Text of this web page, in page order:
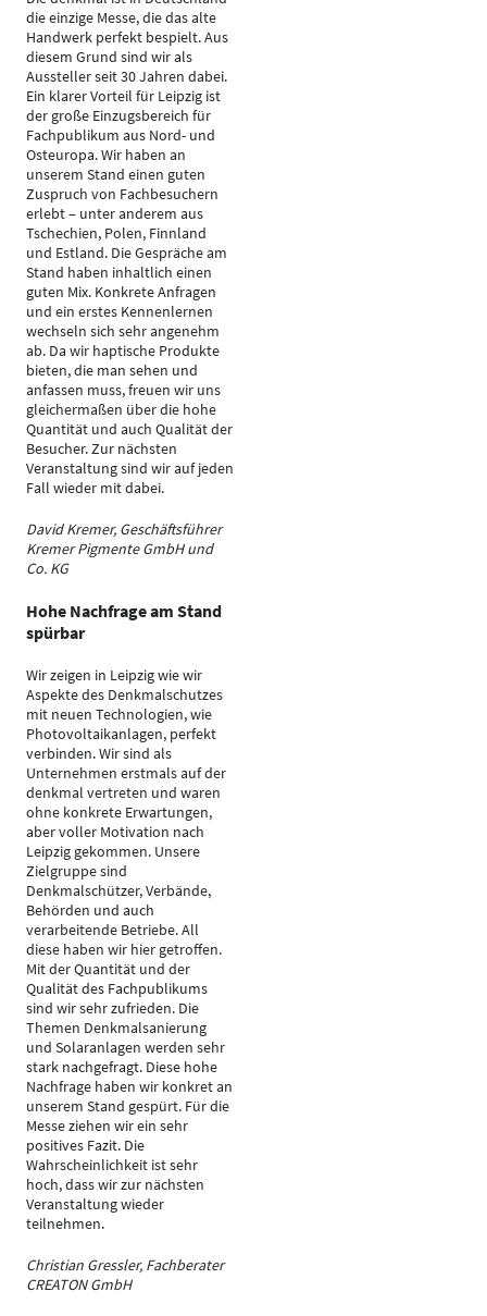
die einzige Messe, die das alte
Handwerk perfekt bespielt. Aus
diesem Grund sind wir als
Aussteller seit 30 Jahren dabei.
Ein klarer Vorteil für Leipzig ist
der große Einzugsbereich für
Fachpublikum aus Nord- und
Osteuropa. Wir haben an
unserem Stand einen guten
Zuspruch von Fachbesuchern
erlebt – unter anderem aus
Tschechien, Polen, Finnland
und Estland. Die Gespräche am
Stand haben inhaltlich einen
guten Mix. Konkrete Anfragen
und ein erstes Kennenlernen
wechseln sich sehr angenehm
ab. Da wir haptische Produkte
bieten, die man sehen und
anfassen muss, freuen wir uns
gleichermaßen über die hohe
Quantität und auch Qualität der
Besucher. Zur nächsten
Veranstaltung sind wir auf jeden
Fall wieder mit dabei.
David Kremer, Geschäftsführer
Kremer Pigmente GmbH und
Co. KG
Hohe Nachfrage am Stand
spürbar
Wir zeigen in Leipzig wie wir
Aspekte des Denkmalschutzes
mit neuen Technologien, wie
Photovoltaikanlagen, perfekt
verbinden. Wir sind als
Unternehmen erstmals auf der
denkmal vertreten und waren
ohne konkrete Erwartungen,
aber voller Motivation nach
Leipzig gekommen. Unsere
Zielgruppe sind
Denkmalschützer, Verbände,
Behörden und auch
verarbeitende Betriebe. All
diese haben wir hier getroffen.
Mit der Quantität und der
Qualität des Fachpublikums
sind wir sehr zufrieden. Die
Themen Denkmalsanierung
und Solaranlagen werden sehr
stark nachgefragt. Diese hohe
Nachfrage haben wir konkret an
unserem Stand gespürt. Für die
Messe ziehen wir ein sehr
positives Fazit. Die
Wahrscheinlichkeit ist sehr
hoch, dass wir zur nächsten
Veranstaltung wieder
teilnehmen.
Christian Gressler, Fachberater
CREATON GmbH